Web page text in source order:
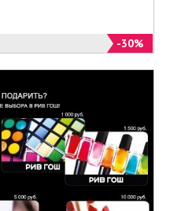
-30%